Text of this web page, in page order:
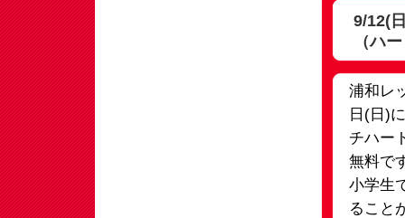
9/12(
（ハ
浦和レ
日(日)
チハー
無料で
小学生
ること